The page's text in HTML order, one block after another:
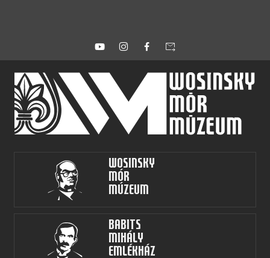
forward_to_inbox
Wosinsky
Mór
Múzeum
Babits
Mihály
Emlékház